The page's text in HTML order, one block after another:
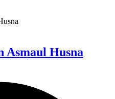
Asmaul Husna